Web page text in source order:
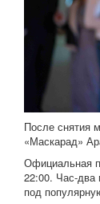
После снятия
«Маскарад»
Официальная
22:00. Час-
под